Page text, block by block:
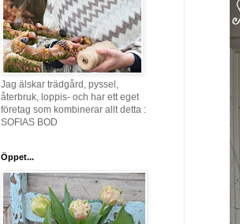
Jag älskar trädgård, pyssel,
återbruk, loppis- och har ett eget
företag som kombinerar allt detta :
SOFIAS BOD
Öppet...